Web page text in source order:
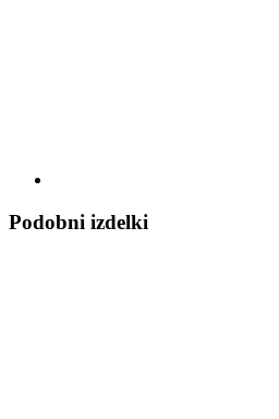
Podobni izdelki